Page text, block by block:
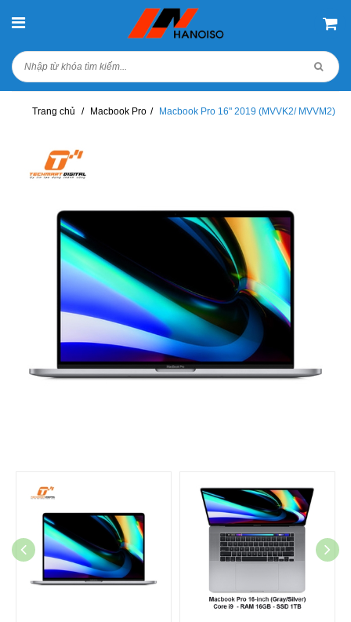
Trang chủ / Macbook Pro / Macbook Pro 16" 2019 (MVVK2/ MVVM2)